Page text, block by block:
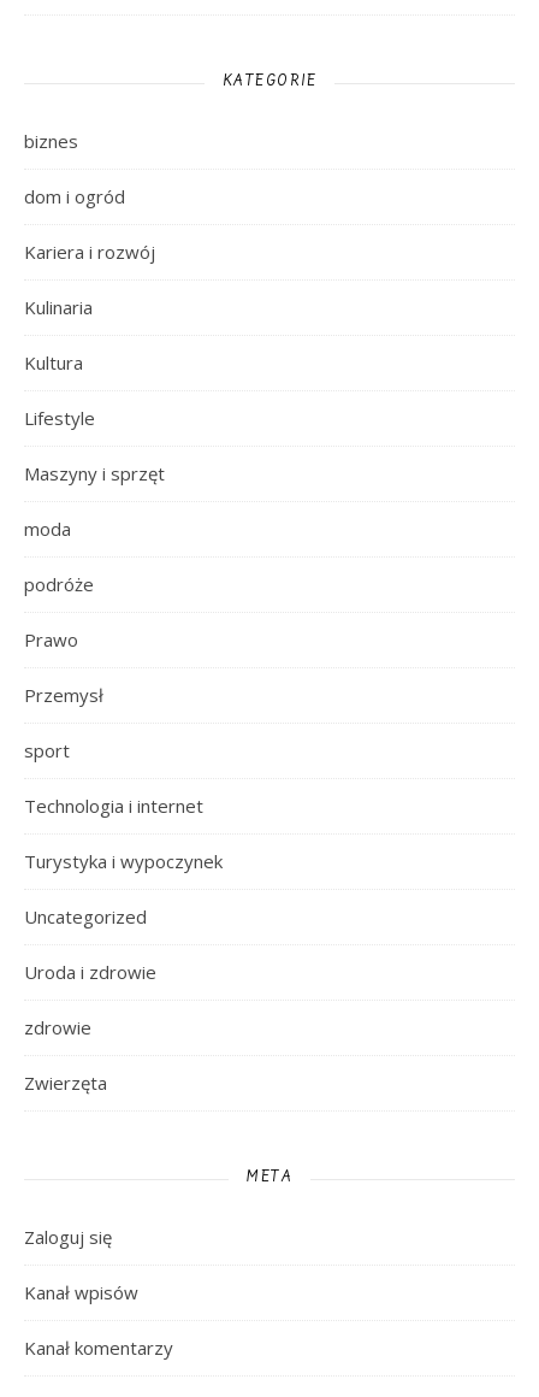
KATEGORIE
biznes
dom i ogród
Kariera i rozwój
Kulinaria
Kultura
Lifestyle
Maszyny i sprzęt
moda
podróże
Prawo
Przemysł
sport
Technologia i internet
Turystyka i wypoczynek
Uncategorized
Uroda i zdrowie
zdrowie
Zwierzęta
META
Zaloguj się
Kanał wpisów
Kanał komentarzy